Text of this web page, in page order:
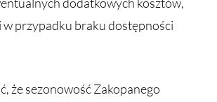
w przypadku braku dostępności
że sezonowość Zakopanego